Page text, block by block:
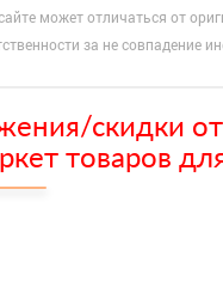
может отличаться от
за не совпадение
скидки
товаров